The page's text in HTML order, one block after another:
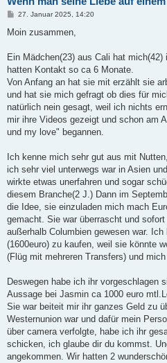
B
i
a
27. Januar 2025, 14:20
Moin zusammen,
Ein Mädchen(23) aus Cali hat
hatten Kontakt so ca 6 Monate.
Von Anfang an hat sie mit erzählt sie
und hat sie mich gefragt ob dies für
natürlich nein gesagt, weil ich nichts
mir ihre Videos gezeigt und schon am
und my love" begannen.
Ich kenne mich sehr gut aus mit
ich sehr viel unterwegs war in Asien
wirkte etwas unerfahren und sogar
diesem Branche(2 J.) Dann im
die Idee, sie einzuladen mich mach
gemacht. Sie war überrascht und
außerhalb Columbien gewesen war.
(1600euro) zu kaufen, weil sie könnte
(Flüg mit mehreren Transfers) und
Deswegen habe ich ihr vorgeschlagen
Aussage bei Jasmin ca 1000 euro
Sie war beiteit mir ihr ganzes Geld zu
Westernunion war und dafür mein
über camera verfolgte, habe ich ihr
schicken, ich glaube dir du kommst.
angekommen. Wir hatten 2